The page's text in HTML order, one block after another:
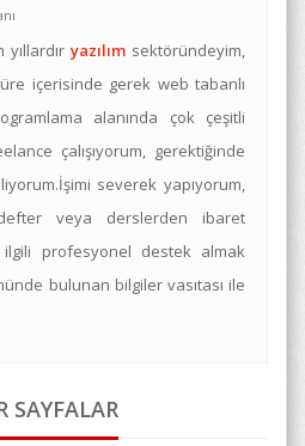
yıllardır yazılım sektöründeyim,
içerisinde gerek web tabanlı
alanında çok çeşitli
çalışıyorum, gerektiğinde
severek yapıyorum,
veya derslerden ibaret
ilgili profesyonel destek almak
bulunan bilgiler vasıtası ile
SAYFALAR